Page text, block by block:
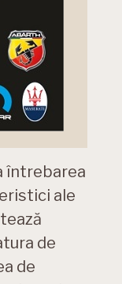
întrebarea
ale
de
de